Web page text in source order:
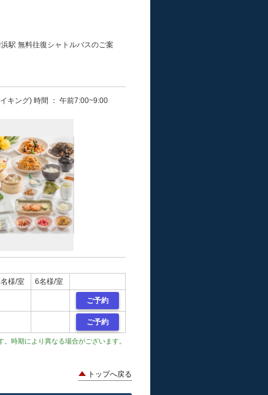
駅 無料往復シャトルバスのご案
キング) 時間 ： 午前7:00~9:00
様/室 6名様/室
ご予約
ご予約
時期により異なる場合がございます。
トップへ戻る